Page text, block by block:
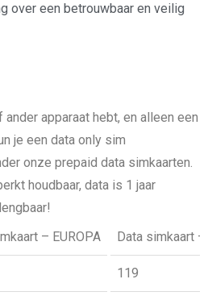
over een betrouwbaar en veilig
apparaat hebt, en alleen een
je een data only sim
onze prepaid data simkaarten.
houdbaar, data is 1 jaar
– EUROPA Data simkaart –
119